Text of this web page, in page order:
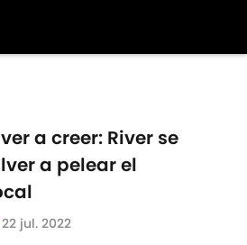
a creer: River se
a pelear el
22 jul. 2022